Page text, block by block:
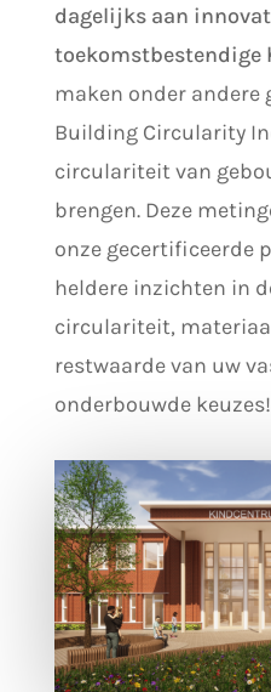
dagelijks aan
toekomstbestendige
maken onder andere
Building Circularity
circulariteit van
brengen. Deze
onze gecertificeerde
heldere inzichten in
circulariteit,
restwaarde van uw
onderbouwde keuzes!